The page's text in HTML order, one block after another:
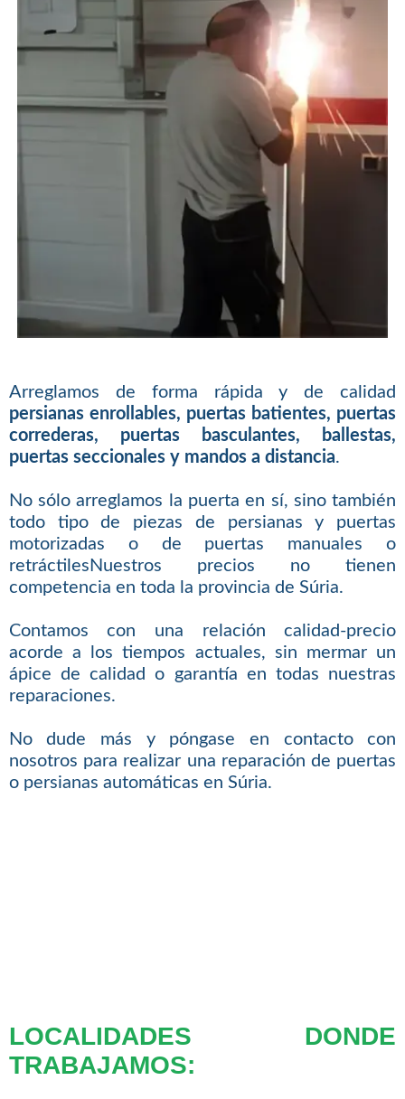
Arreglamos de forma rápida y de calidad
persianas enrollables, puertas batientes, puertas
correderas, puertas basculantes, ballestas,
puertas seccionales y mandos a distancia.
No sólo arreglamos la puerta en sí, sino también
todo tipo de piezas de persianas y puertas
motorizadas o de puertas manuales o
retráctilesNuestros precios no tienen
competencia en toda la provincia de Súria.
Contamos con una relación calidad-precio
acorde a los tiempos actuales, sin mermar un
ápice de calidad o garantía en todas nuestras
reparaciones.
No dude más y póngase en contacto con
nosotros para realizar una reparación de puertas
o persianas automáticas en Súria.
LOCALIDADES DONDE
TRABAJAMOS: